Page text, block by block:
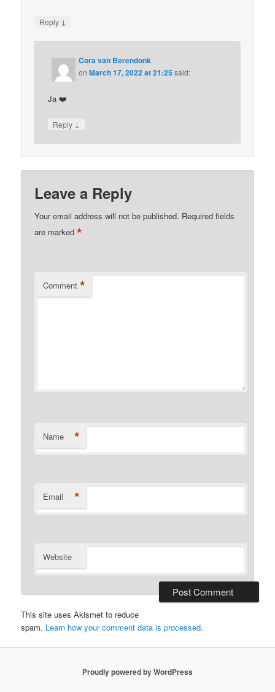
Reply ↓
Cora van Berendonk
onMarch 17, 2022 at 21:25said:
Ja ❤️
Reply ↓
Leave a Reply
Your email address will not be published. Required fields
are marked*
Comment *
Name *
Email *
Website
This site uses Akismet to reduce
spam. Learn how your comment data is processed.
Proudly powered by WordPress